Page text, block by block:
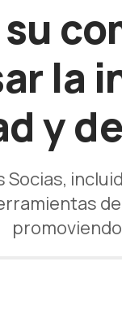
la
y
Socias,